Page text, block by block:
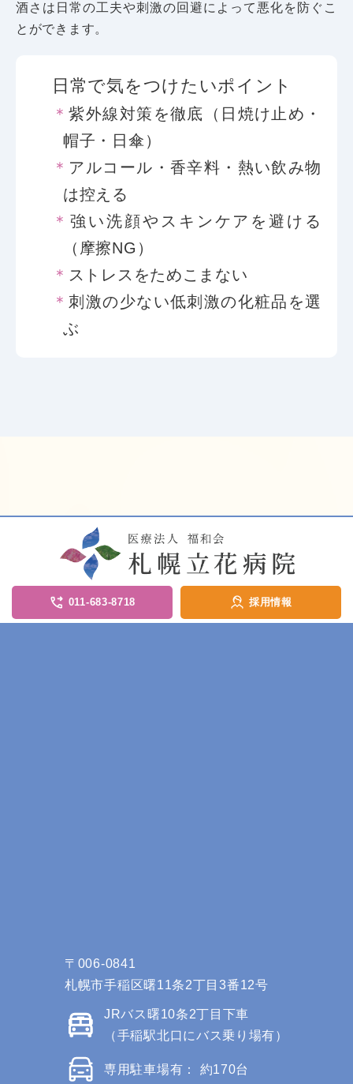
酒さは日常の工夫や刺激の回避によって悪化を防ぐこ
とができます。
日常で気をつけたいポイント
紫外線対策を徹底（日焼け止め・
帽子・日傘）
アルコール・香辛料・熱い飲み物
は控える
強い洗顔やスキンケアを避ける
（摩擦NG）
ストレスをためこまない
刺激の少ない低刺激の化粧品を選
ぶ
011-683-8718 採用情報
〒006-0841
札幌市手稲区曙11条2丁目3番12号
JRバス曙10条2丁目下車
（手稲駅北口にバス乗り場有）
専用駐車場有： 約170台